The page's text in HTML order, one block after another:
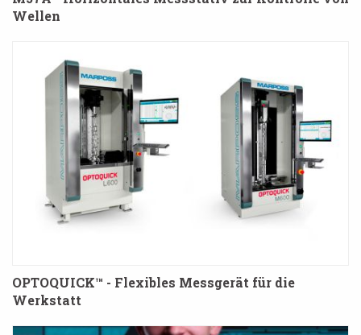
Wellen
OPTOQUICK™ - Flexibles Messgerät für die
Werkstatt